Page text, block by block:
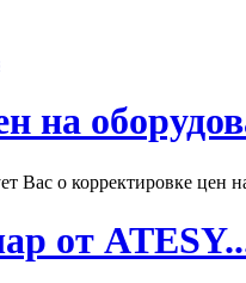
на
о корректировке цен
от